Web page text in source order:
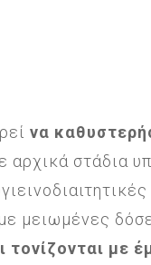
να
αρχικά στάδια
μειωμένες
τονίζονται με